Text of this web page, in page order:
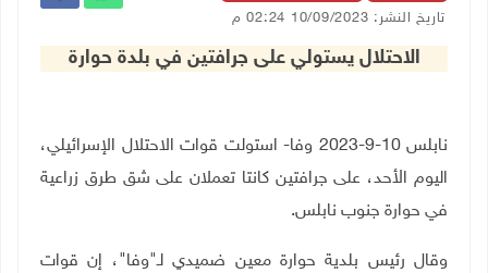
تاريخ النشر: 10/09/2023 02:24 م
الاحتلال يستولي على جرافتين في بلدة حوارة
نابلس 10-9-2023 وفا- استولت قوات الاحتلال الإسرائيلي،
اليوم الأحد، على جرافتين كانتا تعملان على شق طرق زراعية
في حوارة جنوب نابلس.
وقال رئيس بلدية حوارة معين ضميدي لـ"وفا"، إن قوات